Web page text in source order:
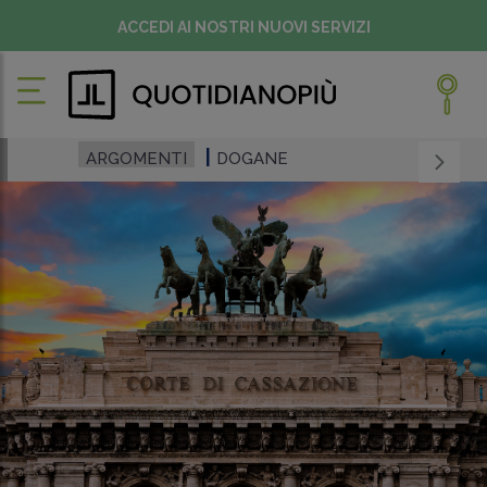
ACCEDI AI NOSTRI NUOVI SERVIZI
ARGOMENTI DOGANE